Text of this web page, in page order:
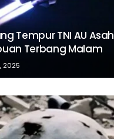
Tempur TNI AU Asah
Terbang Malam
2025